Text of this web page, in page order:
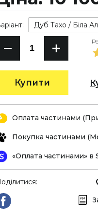
Купити
Дуб Тахо / Біла
Оплата частинами
Покупка частинами
«Оплата частинами» в